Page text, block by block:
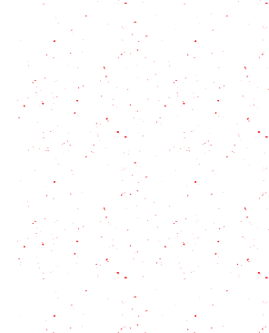
Tarta de Cebolla y Queso: suave y
Carbonada vegana con el Gaucho
Menú para una semana con